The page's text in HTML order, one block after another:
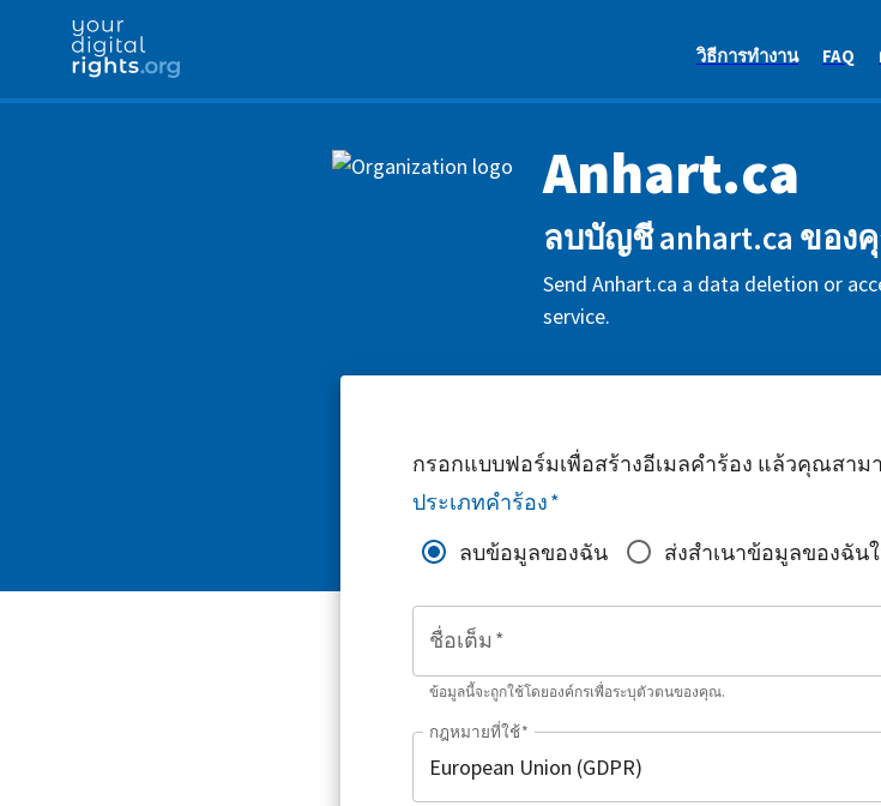
วิธีการทำงาน FAQ
Anhart.ca
ลบบัญชี anhart.ca ขอ
Send Anhart.ca a data deletion or
service.
กรอกแบบฟอร์มเพื่อสร้างอีเมลคำร้อง แล้วคุณสาม
ประเภทคำร้อง*
ลบข้อมูลของฉัน
ส่งสำเนาข้อมูลของฉัน
ชื่อเต็ม *
ข้อมูลนี้จะถูกใช้โดยองค์กรเพื่อระบุตัวตนของคุณ.
กฎหมายที่ใช้*